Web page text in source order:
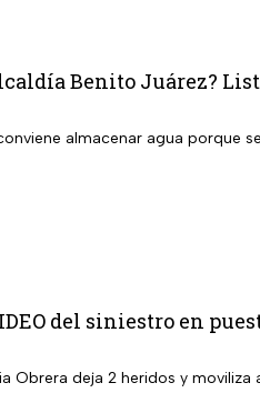
Benito Juárez?
almacenar agua porque
del siniestro en
Obrera deja 2 heridos y